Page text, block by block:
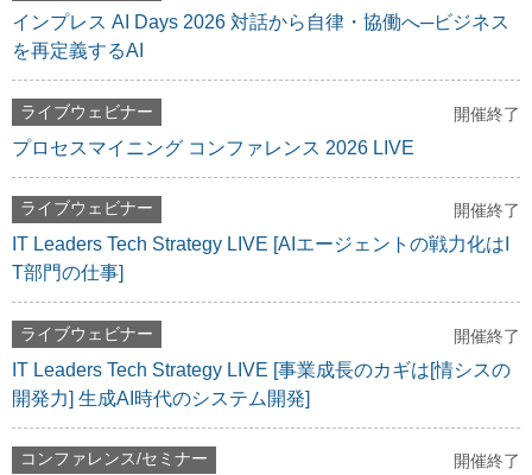
インプレス AI Days 2026 対話から自律・協働へ─ビジネス
を再定義するAI
ライブウェビナー 開催終了
プロセスマイニング コンファレンス 2026 LIVE
ライブウェビナー 開催終了
IT Leaders Tech Strategy LIVE [AIエージェントの戦力化はI
T部門の仕事]
ライブウェビナー 開催終了
IT Leaders Tech Strategy LIVE [事業成長のカギは[情シスの
開発力] 生成AI時代のシステム開発]
コンファレンス/セミナー 開催終了